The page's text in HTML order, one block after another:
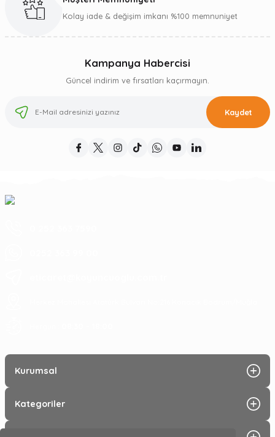
Kolay iade & değişim imkanı %100 memnuniyet
Kampanya Habercisi
Güncel indirim ve fırsatları kaçırmayın.
Kaydet
Kurumsal
Kategoriler